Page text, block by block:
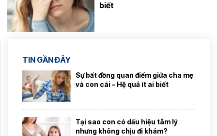
biết
TIN GẦN ĐÂY
Sự bất đồng quan điểm giữa cha mẹ
và con cái – Hệ quả ít ai biết
Tại sao con có dấu hiệu tâm lý
nhưng không chịu đi khám?